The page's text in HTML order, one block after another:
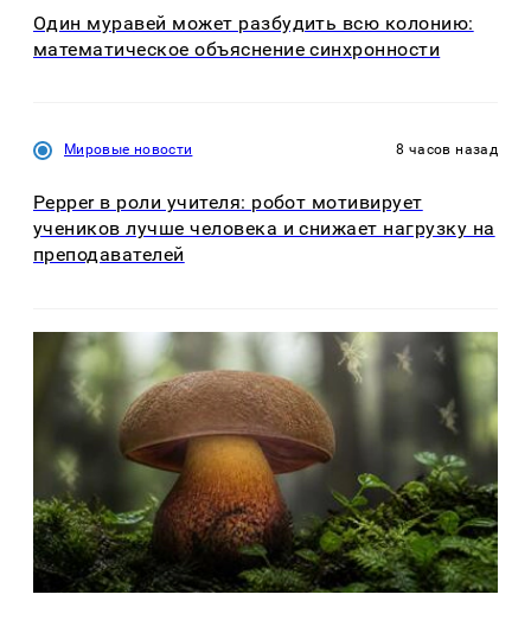
Один муравей может разбудить всю колонию:
математическое объяснение синхронности
Мировые новости 8 часов назад
Pepper в роли учителя: робот мотивирует
учеников лучше человека и снижает нагрузку на
преподавателей